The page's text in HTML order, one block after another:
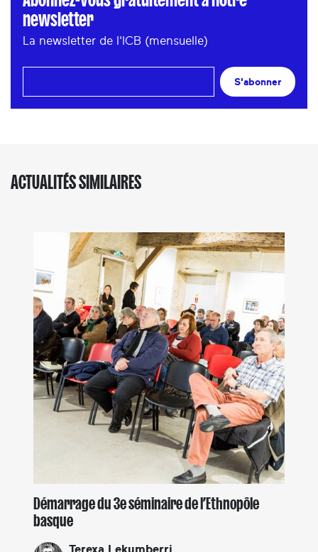
newsletter
La newsletter de l'ICB (mensuelle)
S'abonner
ACTUALITÉS SIMILAIRES
Démarrage du 3e séminaire de l’Ethnopôle
basque
Terexa Lekumberri